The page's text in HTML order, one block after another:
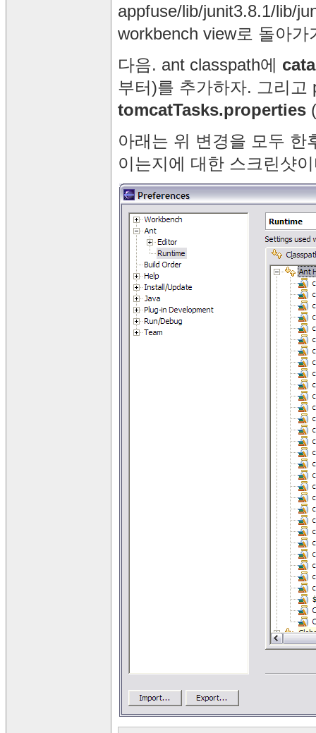
appfuse/lib/junit3.8.1/lib/
workbench view로 돌아
다음. ant classpath에
부터)를 추가하자. 그리고
tomcatTasks.properties
아래는 위 변경을 모두 한
이는지에 대한 스크린샷